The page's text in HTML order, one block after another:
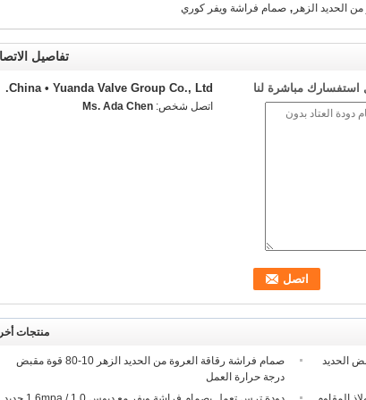
الحديد الزهر , صمام فراشة ويفر كوري
تفاصيل
China • Yuanda Valve Group Co., Ltd.
اتصل شخص: Ms. Ada Chen
استفسارك مباشرة لنا
منتجات
صمام فراشة رقاقة العروة من الحديد الزهر 10-80 قوة مقبض
درجة حرارة العمل
الحديد